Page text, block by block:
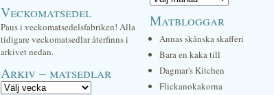
Veckomatsedel
Paus i veckomatsedelsfabriken! Alla
tidigare veckomatsedlar återfinns i
arkivet nedan.
Arkiv – matsedlar
Matbloggar
Annas skånska skafferi
Bara en kaka till
Dagmar's Kitchen
Flickanokakorna